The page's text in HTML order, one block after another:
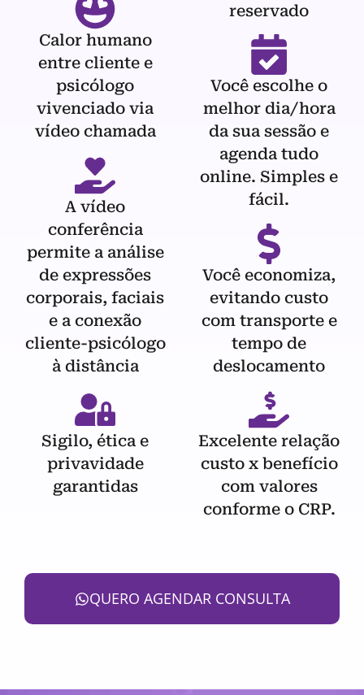
Calor humano
entre cliente e
psicólogo
vivenciado via
vídeo chamada
A vídeo
conferência
permite a análise
de expressões
corporais, faciais
e a conexão
cliente-psicólogo
à distância
Sigilo, ética e
privavidade
garantidas
reservado
Você escolhe o
melhor dia/hora
da sua sessão e
agenda tudo
online. Simples e
fácil.
Você economiza,
evitando custo
com transporte e
tempo de
deslocamento
Excelente relação
custo x benefício
com valores
conforme o CRP.
QUERO AGENDAR CONSULTA